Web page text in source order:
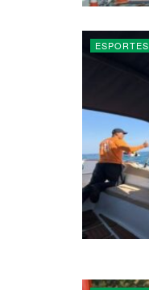
ESPORTES